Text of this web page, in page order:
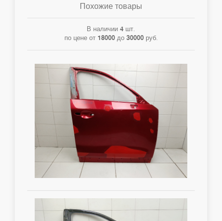
Похожие товары
В наличии 4 шт.
по цене от 18000до 30000руб.